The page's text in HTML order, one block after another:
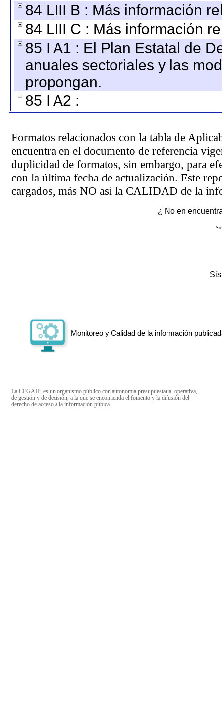
84 LIII B : Más información
84 LIII C : Más información
85 I A1 : El Plan Estatal de
anuales sectoriales y las
propongan.
85 I A2 :
Formatos relacionados con la tabla de
encuentra en el documento de referencia
duplicidad de formatos, sin embargo, para
con la última fecha de actualización. Este
cargados, más NO así la CALIDAD de la
¿ No en
Monitoreo y Calidad de la información
La CEGAIP, es un organismo público con autonomía presupuestaria, operativa,
de gestión y de decisión, a la que se encomienda el fomento y la difusión del
derecho de acceso a la información púbica.